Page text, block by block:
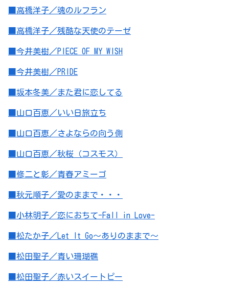
■高橋洋子／魂のルフラン
■高橋洋子／残酷な天使のテーゼ
■今井美樹／PIECE OF MY WISH
■今井美樹／PRIDE
■坂本冬美／また君に恋してる
■山口百恵／いい日旅立ち
■山口百恵／さよならの向う側
■山口百恵／秋桜（コスモス）
■修二と彰／青春アミーゴ
■秋元順子／愛のままで・・・
■小林明子／恋におちて-Fall in Love-
■松たか子／Let It Go～ありのままで～
■松田聖子／青い珊瑚礁
■松田聖子／赤いスイートピー